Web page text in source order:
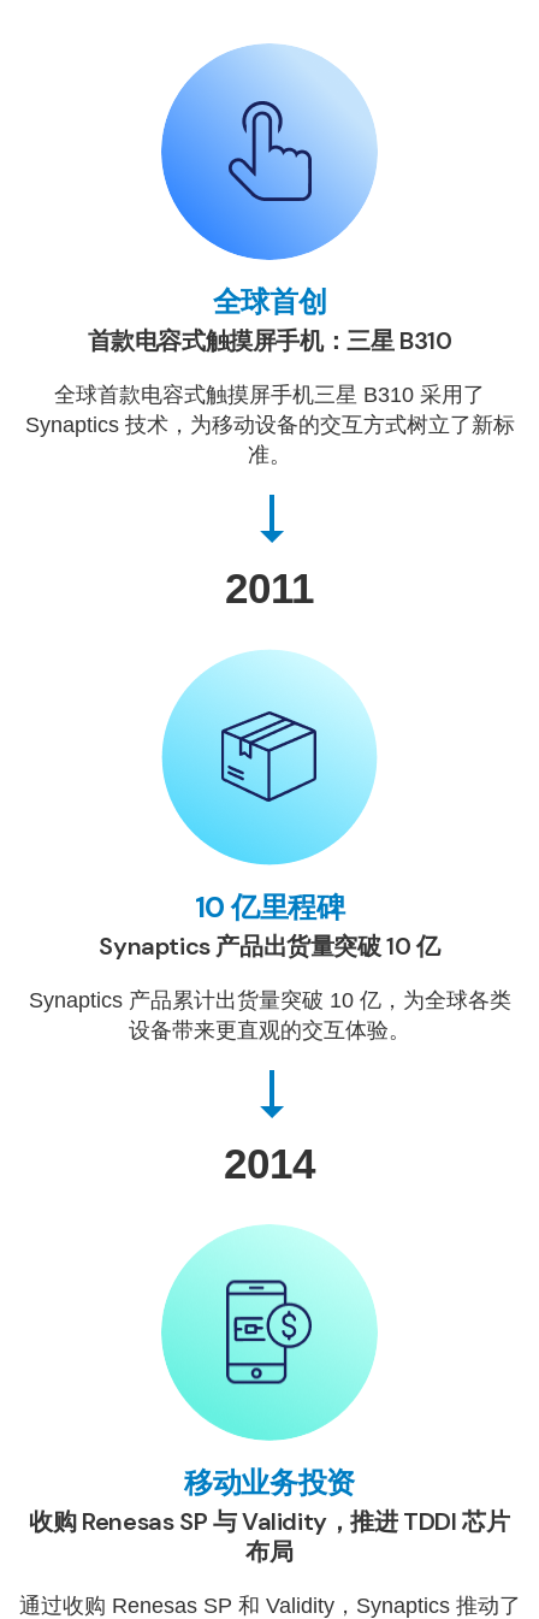
全球首创
首款电容式触摸屏手机：三星 B310
全球首款电容式触摸屏手机三星 B310 采用了
Synaptics 技术，为移动设备的交互方式树立了新标
准。
2011
10 亿里程碑
Synaptics 产品出货量突破 10 亿
Synaptics 产品累计出货量突破 10 亿，为全球各类
设备带来更直观的交互体验。
2014
移动业务投资
收购 Renesas SP 与 Validity，推进 TDDI 芯片
布局
通过收购 Renesas SP 和 Validity，Synaptics 推动了